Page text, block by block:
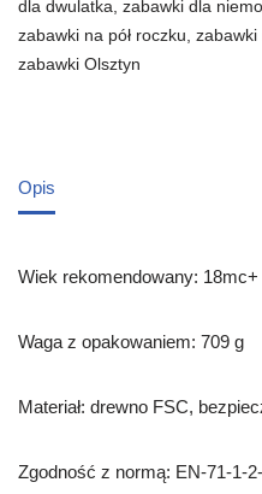
dla dwulatka, zabawki dla
zabawki na pół roczku, zabawki
zabawki Olsztyn
Opis
Wiek rekomendowany: 18mc+
Waga z opakowaniem: 709 g
Materiał: drewno FSC,
Zgodność z normą: EN-71-1-